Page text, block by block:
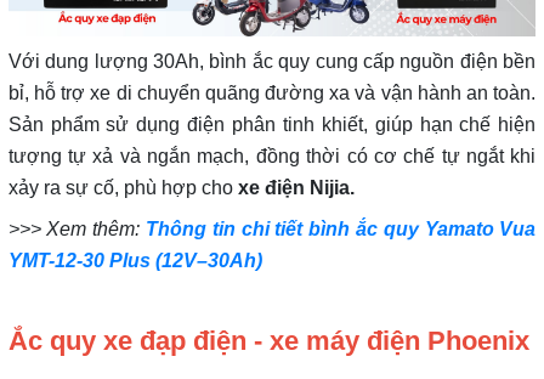
Với dung lượng 30Ah, bình ắc quy cung cấp nguồn điện bền
bỉ, hỗ trợ xe di chuyển quãng đường xa và vận hành an toàn.
Sản phẩm sử dụng điện phân tinh khiết, giúp hạn chế hiện
tượng tự xả và ngắn mạch, đồng thời có cơ chế tự ngắt khi
xảy ra sự cố, phù hợp cho xe điện Nijia.
>>> Xem thêm: Thông tin chi tiết bình ắc quy Yamato Vua
YMT-12-30 Plus (12V–30Ah)
Ắc quy xe đạp điện - xe máy điện Phoenix